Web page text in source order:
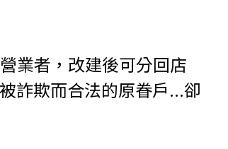
業者，改建後可分回店
詐欺而合法的原眷戶...卻